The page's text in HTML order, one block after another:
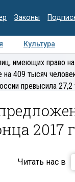
Законы
Культура
имеющих право
409 тысяч
превысила 27,2
2017
Читать нас в